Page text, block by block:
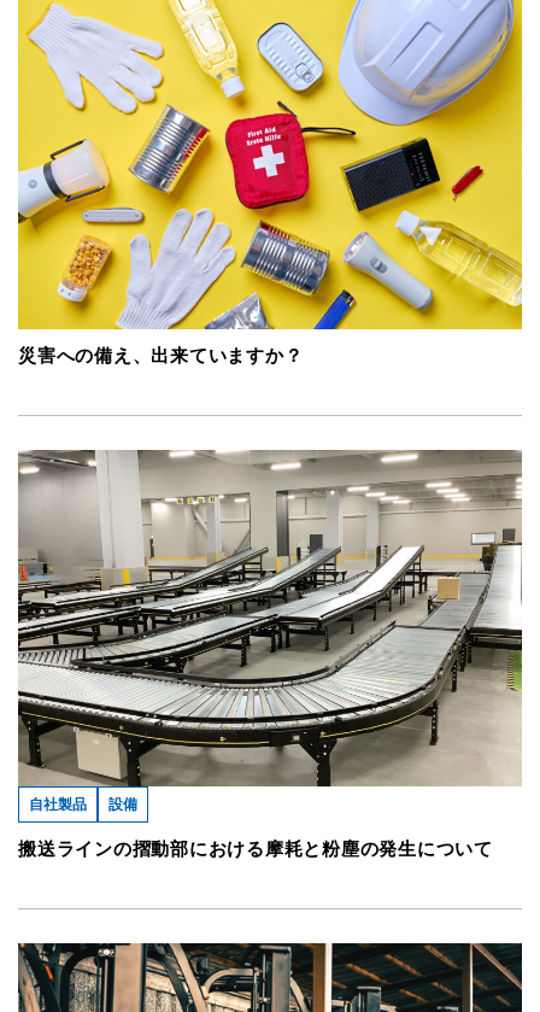
災害への備え、出来ていますか？
自社製品 設備
搬送ラインの摺動部における摩耗と粉塵の発生について